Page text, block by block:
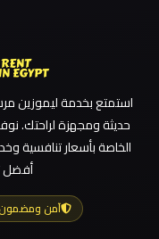
ليموزين مطار العلمين
ليموزين مطار العلمين
ليموزين مطار العالمين
ليموزين مطار العاصمة
ليموزين مطار اكتوبر
ليموزين
طنطا
استمتع بخدمة ليموزين
حديثة ومجهزة لراحتك.
الخاصة بأسعار تنافسية
أفضل
آمن ومضمون